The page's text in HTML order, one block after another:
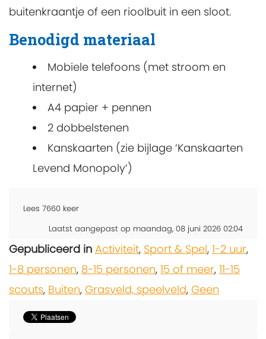
buitenkraantje of een rioolbuit in een sloot.
Benodigd materiaal
Mobiele telefoons (met stroom en
internet)
A4 papier + pennen
2 dobbelstenen
Kanskaarten (zie bijlage ‘Kanskaarten
Levend Monopoly’)
Lees 7660 keer
Laatst aangepast op maandag, 08 juni 2026 02:04
Gepubliceerd in Activiteit, Sport & Spel, 1-2 uur,
1-8 personen, 8-15 personen, 15 of meer, 11-15
scouts, Buiten, Grasveld, speelveld, Geen